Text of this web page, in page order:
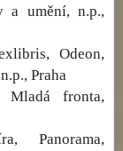
a umění, n.p.,
Odeon,
Praha
fronta,
Panorama,